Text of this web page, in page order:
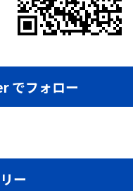
でフォロー
ー